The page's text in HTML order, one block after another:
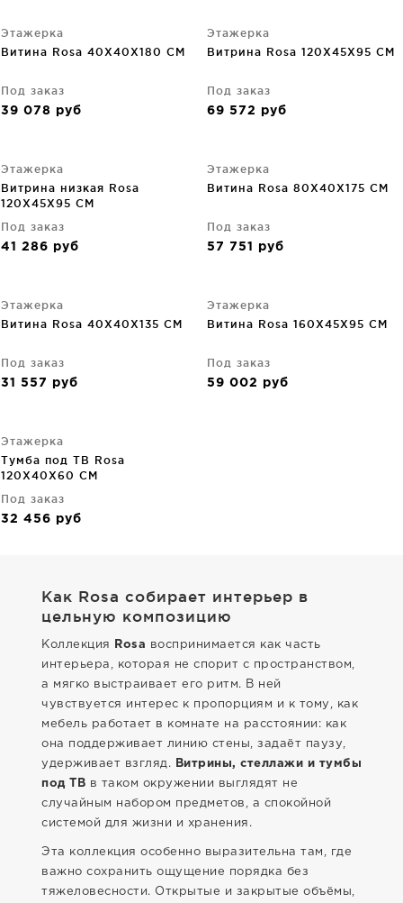
Этажерка
Витина Rosa 40X40X180 CM
Под заказ
39 078 руб
Этажерка
Витрина Rosa 120X45X95 CM
Под заказ
69 572 руб
Этажерка
Витрина низкая Rosa
120X45X95 CM
Под заказ
41 286 руб
Этажерка
Витина Rosa 80X40X175 CM
Под заказ
57 751 руб
Этажерка
Витина Rosa 40X40X135 CM
Под заказ
31 557 руб
Этажерка
Витина Rosa 160X45X95 CM
Под заказ
59 002 руб
Этажерка
Тумба под ТВ Rosa
120X40X60 CM
Под заказ
32 456 руб
Как Rosa собирает интерьер в
цельную композицию
Коллекция Rosa воспринимается как часть
интерьера, которая не спорит с пространством,
а мягко выстраивает его ритм. В ней
чувствуется интерес к пропорциям и к тому, как
мебель работает в комнате на расстоянии: как
она поддерживает линию стены, задаёт паузу,
удерживает взгляд.
Витрины, стеллажи и тумбы
под ТВ в таком окружении выглядят не
случайным набором предметов, а спокойной
системой для жизни и хранения.
Эта коллекция особенно выразительна там, где
важно сохранить ощущение порядка без
тяжеловесности. Открытые и закрытые объёмы,